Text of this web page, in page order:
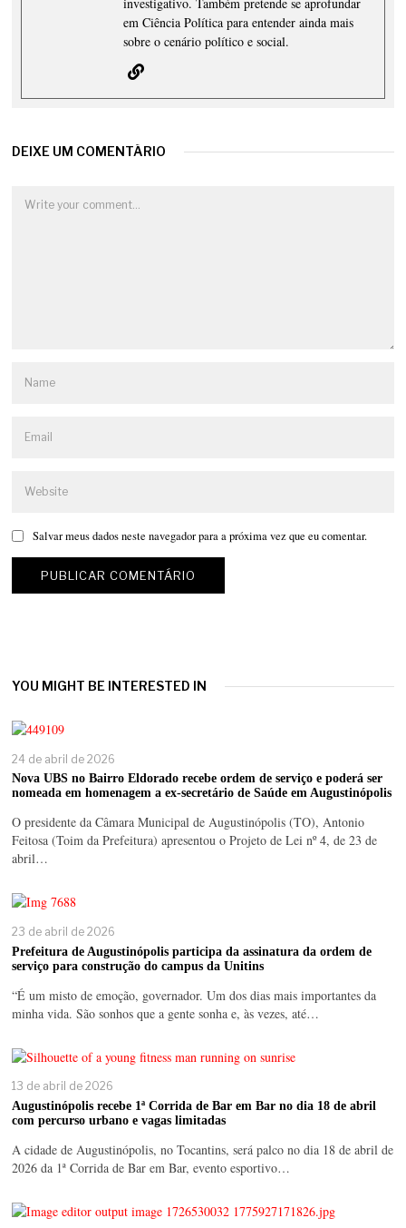
em Ciência Política para entender ainda mais
sobre o cenário político e social.
DEIXE UM COMENTÁRIO
Salvar meus dados neste navegador para a próxima vez que eu comentar.
YOU MIGHT BE INTERESTED IN
24 de abril de 2026
Nova UBS no Bairro Eldorado recebe ordem de serviço e poderá ser
nomeada em homenagem a ex-secretário de Saúde em Augustinópolis
O presidente da Câmara Municipal de Augustinópolis (TO), Antonio
Feitosa (Toim da Prefeitura) apresentou o Projeto de Lei nº 4, de 23 de
abril…
23 de abril de 2026
Prefeitura de Augustinópolis participa da assinatura da ordem de
serviço para construção do campus da Unitins
“É um misto de emoção, governador. Um dos dias mais importantes da
minha vida. São sonhos que a gente sonha e, às vezes, até…
13 de abril de 2026
Augustinópolis recebe 1ª Corrida de Bar em Bar no dia 18 de abril
com percurso urbano e vagas limitadas
A cidade de Augustinópolis, no Tocantins, será palco no dia 18 de abril de
2026 da 1ª Corrida de Bar em Bar, evento esportivo…